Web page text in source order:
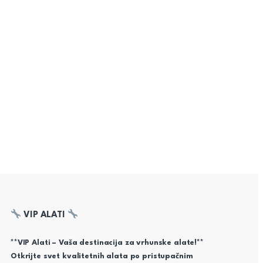
VIP ALATI
**VIP Alati – Vaša destinacija za vrhunske alate!**
Otkrijte svet kvalitetnih alata po pristupačnim